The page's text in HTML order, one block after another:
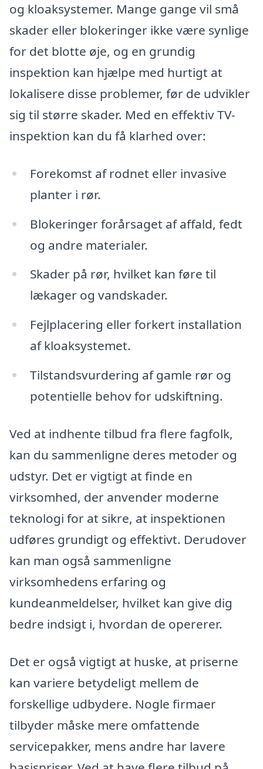
og kloaksystemer. Mange gange vil små
skader eller blokeringer ikke være synlige
for det blotte øje, og en grundig
inspektion kan hjælpe med hurtigt at
lokalisere disse problemer, før de udvikler
sig til større skader. Med en effektiv TV-
inspektion kan du få klarhed over:
Forekomst af rodnet eller invasive
planter i rør.
Blokeringer forårsaget af affald, fedt
og andre materialer.
Skader på rør, hvilket kan føre til
lækager og vandskader.
Fejlplacering eller forkert installation
af kloaksystemet.
Tilstandsvurdering af gamle rør og
potentielle behov for udskiftning.
Ved at indhente tilbud fra flere fagfolk,
kan du sammenligne deres metoder og
udstyr. Det er vigtigt at finde en
virksomhed, der anvender moderne
teknologi for at sikre, at inspektionen
udføres grundigt og effektivt. Derudover
kan man også sammenligne
virksomhedens erfaring og
kundeanmeldelser, hvilket kan give dig
bedre indsigt i, hvordan de opererer.
Det er også vigtigt at huske, at priserne
kan variere betydeligt mellem de
forskellige udbydere. Nogle firmaer
tilbyder måske mere omfattende
servicepakker, mens andre har lavere